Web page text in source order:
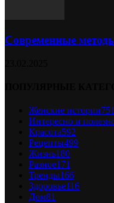
Современные
Женские истории
Интересно и
Красота592
Рецепты499
Жизнь180
Разное171
Тренды166
Здоровье116
Дом81